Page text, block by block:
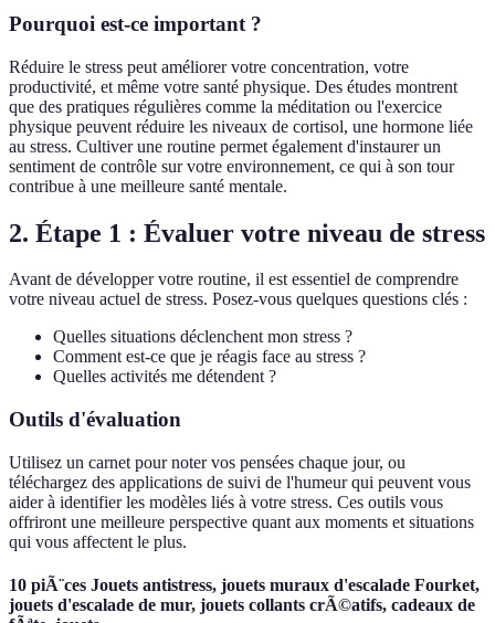
Pourquoi est-ce important ?
Réduire le stress peut améliorer votre concentration, votre
productivité, et même votre santé physique. Des études montrent
que des pratiques régulières comme la méditation ou l'exercice
physique peuvent réduire les niveaux de cortisol, une hormone liée
au stress. Cultiver une routine permet également d'instaurer un
sentiment de contrôle sur votre environnement, ce qui à son tour
contribue à une meilleure santé mentale.
2. Étape 1 : Évaluer votre niveau de stress
Avant de développer votre routine, il est essentiel de comprendre
votre niveau actuel de stress. Posez-vous quelques questions clés :
Quelles situations déclenchent mon stress ?
Comment est-ce que je réagis face au stress ?
Quelles activités me détendent ?
Outils d'évaluation
Utilisez un carnet pour noter vos pensées chaque jour, ou
téléchargez des applications de suivi de l'humeur qui peuvent vous
aider à identifier les modèles liés à votre stress. Ces outils vous
offriront une meilleure perspective quant aux moments et situations
qui vous affectent le plus.
10 piÃ¨ces Jouets antistress, jouets muraux d'escalade Fourket,
jouets d'escalade de mur, jouets collants crÃ©atifs, cadeaux de